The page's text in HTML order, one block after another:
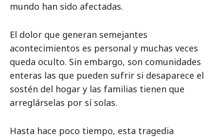
mundo han sido afectadas.
El dolor que generan semejantes
acontecimientos es personal y muchas veces
queda oculto. Sin embargo, son comunidades
enteras las que pueden sufrir si desaparece el
sostén del hogar y las familias tienen que
arreglárselas por sí solas.
Hasta hace poco tiempo, esta tragedia